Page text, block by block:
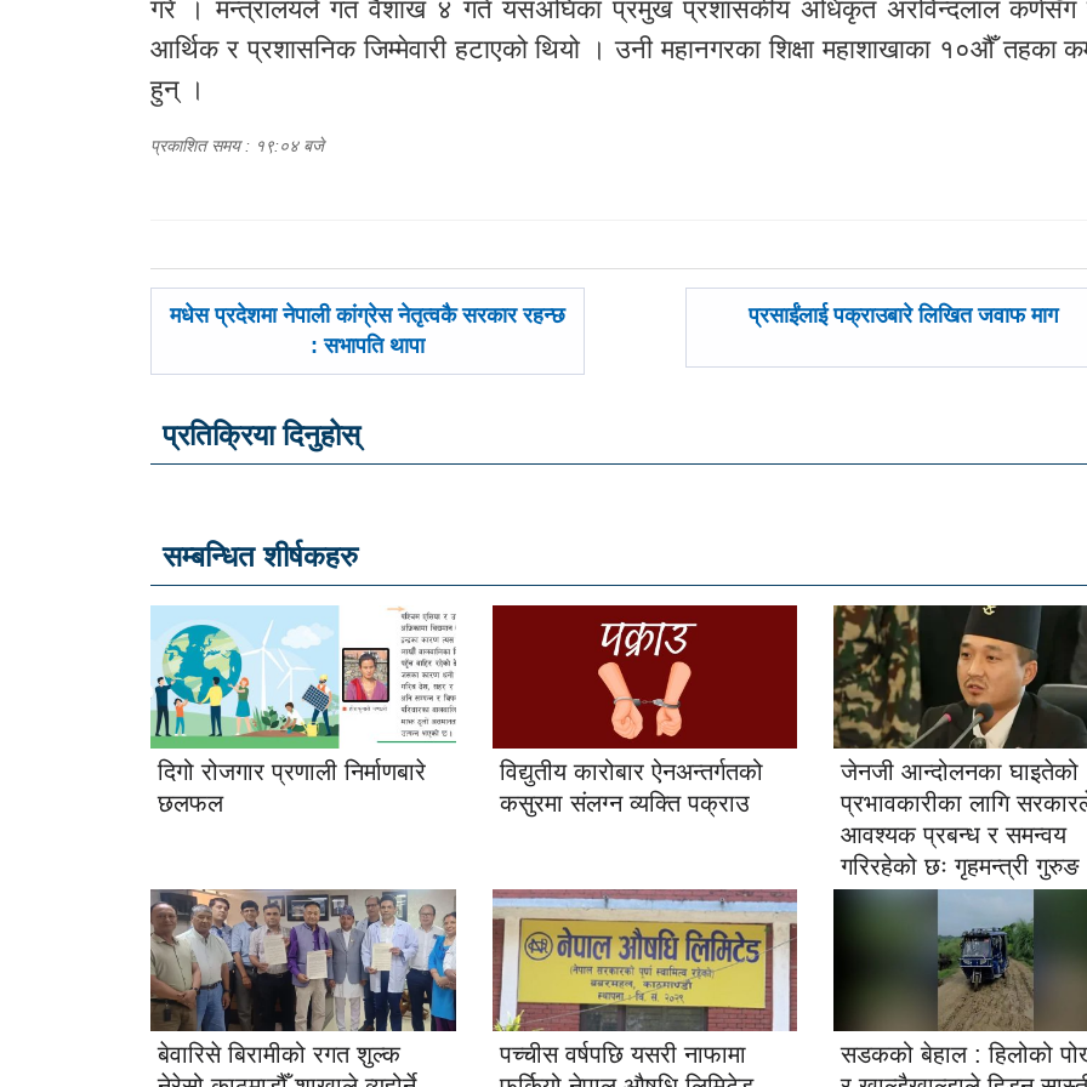
गरे । मन्त्रालयले गत वैशाख ४ गते यसअघिका प्रमुख प्रशासकीय अधिकृत अरविन्दलाल कर्णसँग
आर्थिक र प्रशासनिक जिम्मेवारी हटाएको थियो । उनी महानगरका शिक्षा महाशाखाका १०औँ तहका
हुन् ।
प्रकाशित समय : १९:०४ बजे
पछिल्लाे
मधेस प्रदेशमा नेपाली कांग्रेस नेतृत्वकै सरकार रहन्छ
: सभापति थापा
अघिल्लाे
प्रसाईंलाई पक्राउबारे लिखित जवाफ माग
प्रतिक्रिया दिनुहोस्
सम्बन्धित शीर्षकहरु
दिगो रोजगार प्रणाली निर्माणबारे
छलफल
विद्युतीय कारोबार ऐनअन्तर्गतको
कसुरमा संलग्न व्यक्ति पक्राउ
जेनजी आन्दोलनका घाइतेको
प्रभावकारीका लागि
आवश्यक प्रबन्ध र समन्वय
गरिरहेको छः गृहमन्त्री गुरुङ
बेवारिसे बिरामीको रगत शुल्क
पच्चीस वर्षपछि यसरी नाफामा
सडकको बेहाल : हिलोको